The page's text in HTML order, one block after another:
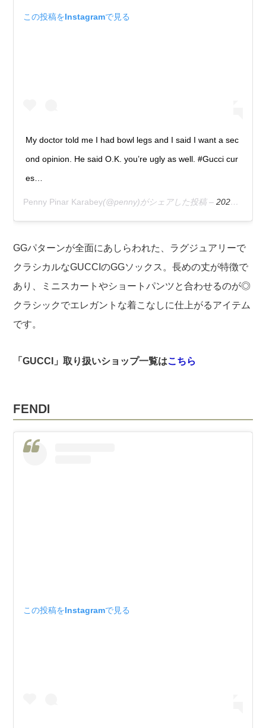
この投稿をInstagramで見る
My doctor told me I had bowl legs and I said I want a sec
ond opinion. He said O.K. you’re ugly as well. #Gucci cur
es…
Penny Pinar Karabey(@penny)がシェアした投稿 –2020年 2月月3日午前8時12分PST
GGパターンが全面にあしらわれた、ラグジュアリーで
クラシカルなGUCCIのGGソックス。長めの丈が特徴で
あり、ミニスカートやショートパンツと合わせるのが◎
クラシックでエレガントな着こなしに仕上がるアイテム
です。
「GUCCI」取り扱いショップ一覧はこちら
FENDI
この投稿をInstagramで見る